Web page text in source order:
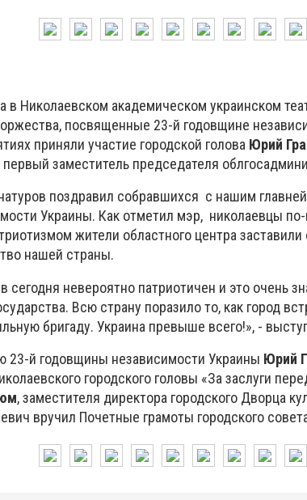
в Николаевском академическом украинском
посвященные 23-й годовщине
приняли участие городской голова Юрий
первый заместитель председателя
поздравил собравшихся с нашим
Украины. Как отметил мэр, николаевцы
жители областного центра
нашей страны.
сегодня невероятно патриотичен и это очень
Всю страну поразило то, как город
бригаду. Украина превыше всего!», -
23-й годовщины независимости Украины Юрий
городского головы «За заслуги
, заместителя директора городского Дворца
вручил Почетные грамоты городского